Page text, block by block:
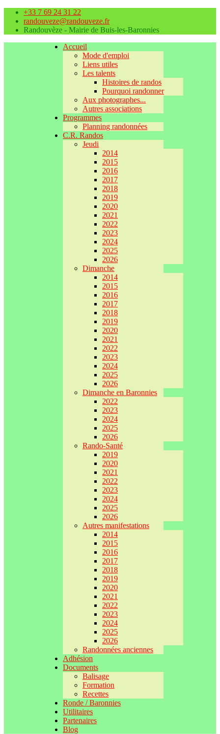
+33 7 69 24 31 22
randouveze@randouveze.fr
Randouvèze - Mairie de Buis-les-Baronnies
Accueil
Mode d'emploi
Liens utiles
Les talents
Histoires de randos
Pourquoi randonner
Aux photographes...
Autres associations
Programmes
Planning randonnées
C.R. Randos
Jeudi
2014
2015
2016
2017
2018
2019
2020
2021
2022
2023
2024
2025
2026
Dimanche
2014
2015
2016
2017
2018
2019
2020
2021
2022
2023
2024
2025
2026
Dimanche en Baronnies
2022
2023
2024
2025
2026
Rando-Santé
2019
2020
2021
2022
2023
2024
2025
2026
Autres manifestations
2014
2015
2016
2017
2018
2019
2020
2021
2022
2023
2024
2025
2026
Randonnées anciennes
Adhésion
Documents
Balisage
Formation
Recettes
Ronde / Baronnies
Utilitaires
Partenaires
Blog